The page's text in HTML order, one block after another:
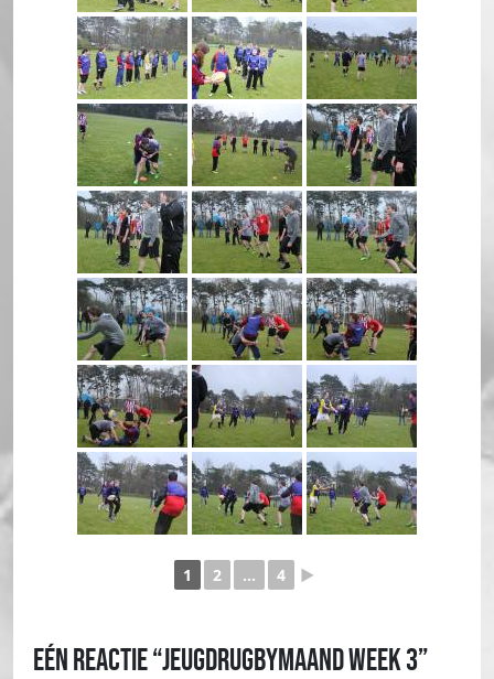
1 2 ... 4 ►
Eén reactie “jeugdrugbymaand week 3”